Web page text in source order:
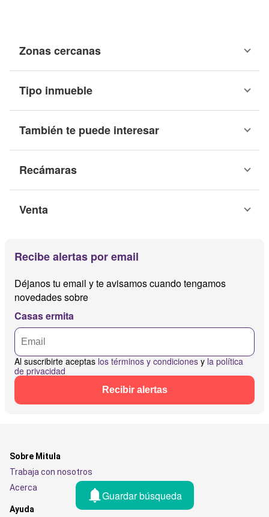
Zonas cercanas
Tipo inmueble
También te puede interesar
Recámaras
Venta
Recibe alertas por email
Déjanos tu email y te avisamos cuando tengamos
novedades sobre
Casas ermita
Al suscribirte aceptas los términos y condiciones y la política
de privacidad
Recibir alertas
Guardar búsqueda
Sobre Mitula
Trabaja con nosotros
Acerca
Ayuda